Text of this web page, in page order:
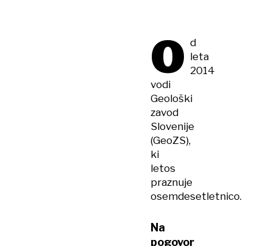
O d
leta
2014
vodi
Geološki
zavod
Slovenije
(GeoZS),
ki
letos
praznuje
osemdesetletnico.
Na
pogovor